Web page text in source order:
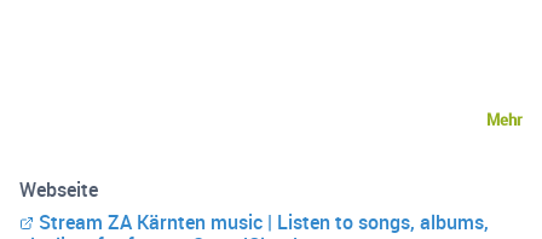
Mehr
Webseite
Stream ZA Kärnten music | Listen to songs, albums,